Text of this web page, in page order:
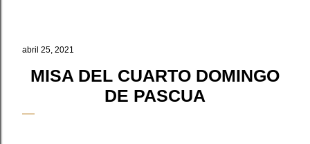
abril 25, 2021
MISA DEL CUARTO DOMINGO
DE PASCUA